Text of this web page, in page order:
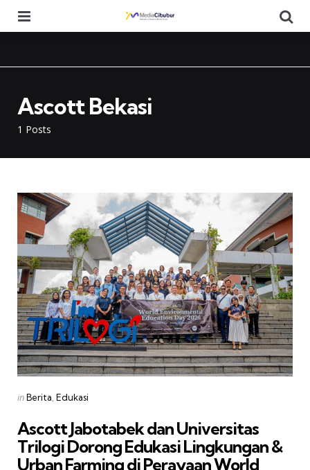
1 Posts
Ascott Bekasi
Categories
Posted
inBerita Edukasi
Ascott Jabotabek dan Universitas
Trilogi Dorong Edukasi Lingkungan &
Urban Farming di Perayaan World